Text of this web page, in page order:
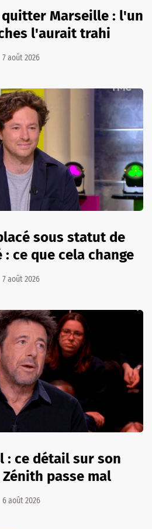
Marseille : l'un
l'aurait trahi
7 août 2026
sous statut de
ce que cela change
7 août 2026
: ce détail sur son
passe mal
6 août 2026